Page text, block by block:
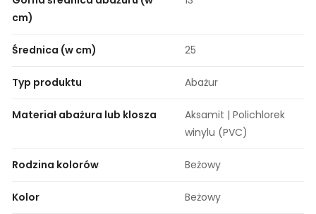
cm)
Średnica (w cm) 25
Typ produktu Abażur
Materiał abażura lub klosza
Aksamit | Polichlorek
winylu (PVC)
Rodzina kolorów Beżowy
Kolor Beżowy